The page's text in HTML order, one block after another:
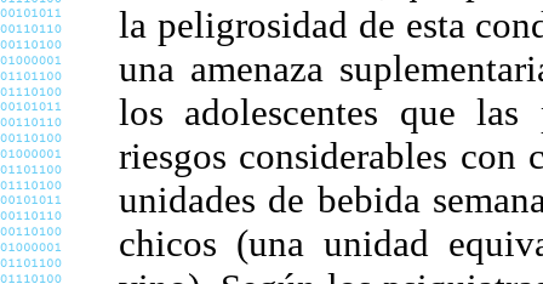
la peligrosidad de esta
una amenaza
los adolescentes que las
riesgos considerables con
unidades de bebida
chicos (una unidad